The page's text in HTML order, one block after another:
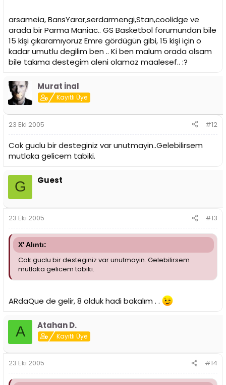
yıllardan kalma bir seyirci kültürü var Ankara'nın,
Ankaragücü taraftarının bile maçla ilgilenebilmesinin
nedeni bu.
Teklifim şudur: Ankara'daki maçlara buradan anlaşıp 15
kişi kadar gidelim, sadece maça etki edecek işler
çabalayalım. Kimseyi ortak edemeyip 15 kişi bile kalsak
kuru kuru bağırmaktan daha fazla fayda sağlarız.
arsameia, BarısYarar,serdarmengi,Stan,coolidge ve
arada bir Parma Maniac.. GS Basketbol forumundan bile
15 kişi çıkaramıyoruz Emre gördügün gibi, 15 kişi için o
kadar umutlu degilim ben .. Ki ben malum orada olsam
bile takıma destegim aleni olamaz maalesef.. :?
Murat İnal
Kayıtlı Üye
23 Eki 2005 #12
Cok guclu bir desteginiz var unutmayin..Gelebilirsem
mutlaka gelicem tabiki.
G Guest
23 Eki 2005 #13
X' Alıntı:
Cok guclu bir desteginiz var unutmayin..Gelebilirsem
mutlaka gelicem tabiki.
ARdaQue de gelir, 8 olduk hadi bakalım . .
A Atahan D.
Kayıtlı Üye
23 Eki 2005 #14